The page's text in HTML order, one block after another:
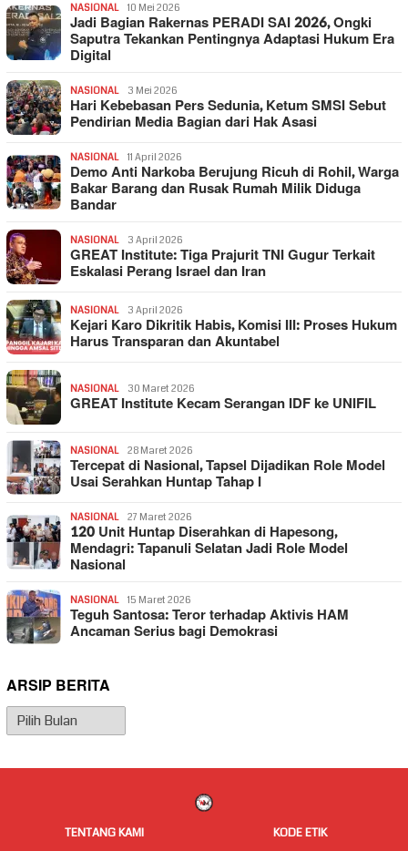
NASIONAL 10 Mei 2026
Jadi Bagian Rakernas PERADI SAI 2026, Ongki
Saputra Tekankan Pentingnya Adaptasi Hukum Era
Digital
NASIONAL 3 Mei 2026
Hari Kebebasan Pers Sedunia, Ketum SMSI Sebut
Pendirian Media Bagian dari Hak Asasi
NASIONAL 11 April 2026
Demo Anti Narkoba Berujung Ricuh di Rohil, Warga
Bakar Barang dan Rusak Rumah Milik Diduga
Bandar
NASIONAL 3 April 2026
GREAT Institute: Tiga Prajurit TNI Gugur Terkait
Eskalasi Perang Israel dan Iran
NASIONAL 3 April 2026
Kejari Karo Dikritik Habis, Komisi III: Proses Hukum
Harus Transparan dan Akuntabel
NASIONAL 30 Maret 2026
GREAT Institute Kecam Serangan IDF ke UNIFIL
NASIONAL 28 Maret 2026
Tercepat di Nasional, Tapsel Dijadikan Role Model
Usai Serahkan Huntap Tahap I
NASIONAL 27 Maret 2026
120 Unit Huntap Diserahkan di Hapesong,
Mendagri: Tapanuli Selatan Jadi Role Model
Nasional
NASIONAL 15 Maret 2026
Teguh Santosa: Teror terhadap Aktivis HAM
Ancaman Serius bagi Demokrasi
ARSIP BERITA
Arsip
Berita
TENTANG KAMI KODE ETIK